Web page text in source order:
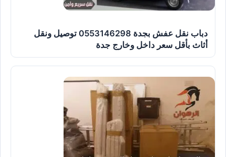
دباب نقل عفش بجدة 0553146298 توصيل ونقل
أثاث بأقل سعر داخل وخارج جدة